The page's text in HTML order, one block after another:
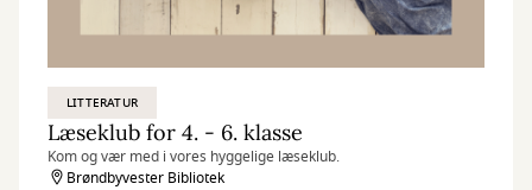
LITTERATUR
Læseklub for 4. - 6. klasse
Kom og vær med i vores hyggelige læseklub.
Brøndbyvester Bibliotek